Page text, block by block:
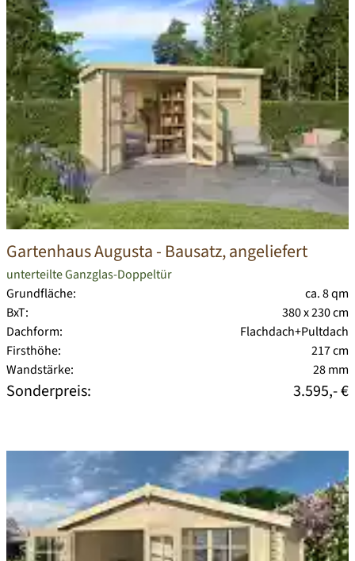
Gartenhaus Augusta- Bausatz, angeliefert
unterteilte Ganzglas-Doppeltür
Grundfläche:
ca. 8 qm
BxT:
380 x 230 cm
Dachform:
Flachdach+Pultdach
Firsthöhe:
217 cm
Wandstärke:
28 mm
Sonderpreis: 3.595,- €